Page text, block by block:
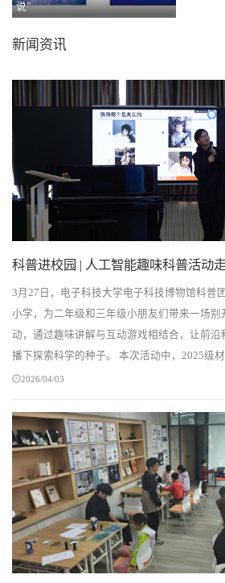
感动中国2018年度人物”张
说”
新闻资讯
科普进校园 | 人工智能趣味科普活动
3月27日，电子科技大学电子科技博物馆科普
小学，为二年级和三年级小朋友们带来一场别
动，通过趣味讲解与互动游戏相结合，让前
播下探索科学的种子。 本次活动中，2025级
菲化身趣味AI小讲师，带领小朋友们开启一场
2026/04/03